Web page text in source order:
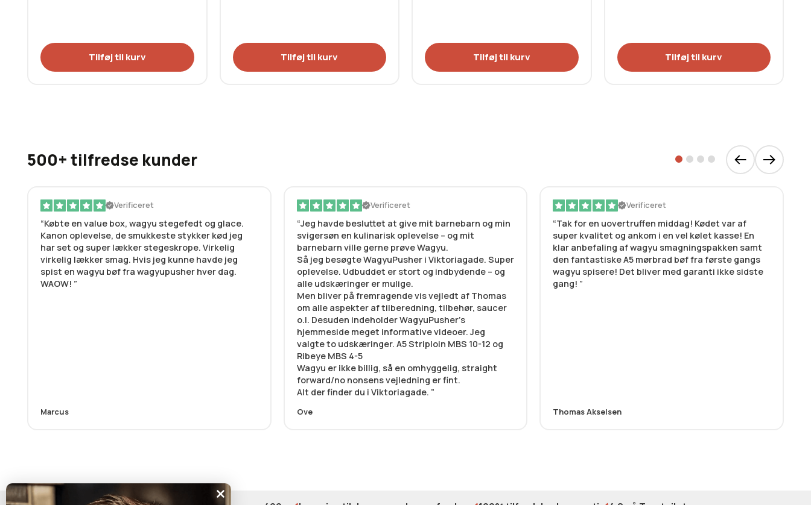
Tilføj til kurv Tilføj til kurv Tilføj til kurv Tilføj til kurv
500+ tilfredse kunder
Verificeret
Købte en value box, wagyu stegefedt og glace.
Kanon oplevelse, de smukkeste stykker kød jeg
har set og super lækker stegeskrope. Virkelig
virkelig lækker smag. Hvis jeg kunne havde jeg
spist en wagyu bøf fra wagyupusher hver dag.
WAOW!
Marcus
Verificeret
Jeg havde besluttet at give mit barnebarn og min
svigersøn en kulinarisk oplevelse – og mit
barnebarn ville gerne prøve Wagyu.
Så jeg besøgte WagyuPusher i Viktoriagade. Super
oplevelse. Udbuddet er stort og indbydende – og
alle udskæringer er mulige.
Men bliver på fremragende vis vejledt af Thomas
om alle aspekter af tilberedning, tilbehør, saucer
o.l. Desuden indeholder WagyuPusher’s
hjemmeside meget informative videoer. Jeg
valgte to udskæringer. A5 Striploin MBS 10-12 og
Ribeye MBS 4-5
Wagyu er ikke billig, så en omhyggelig, straight
forward/no nonsens vejledning er fint.
Alt der finder du i Viktoriagade.
Ove
Verificeret
Tak for en uovertruffen middag! Kødet var af
super kvalitet og ankom i en vel kølet kasse! En
klar anbefaling af wagyu smagningspakken samt
den fantastiske A5 mørbrad bøf fra første gangs
wagyu spisere! Det bliver med garanti ikke sidste
gang!
Thomas Akselsen